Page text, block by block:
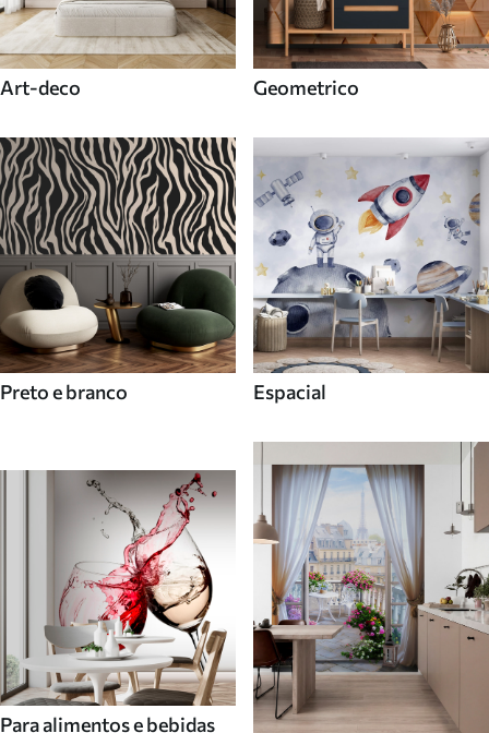
Art-deco Geometrico
Preto e branco Espacial
Para alimentos e bebidas